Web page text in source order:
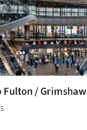
Fulton / Grimshaw